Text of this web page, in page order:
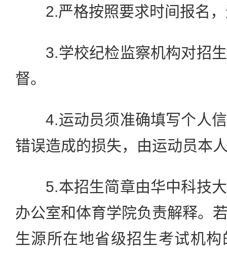
2.严格按照要求时间报名，
3.学校纪检监察机构对招生
督。
4.运动员须准确填写个人信
错误造成的损失，由运动员本
5.本招生简章由华中科技大
办公室和体育学院负责解释。
生源所在地省级招生考试机